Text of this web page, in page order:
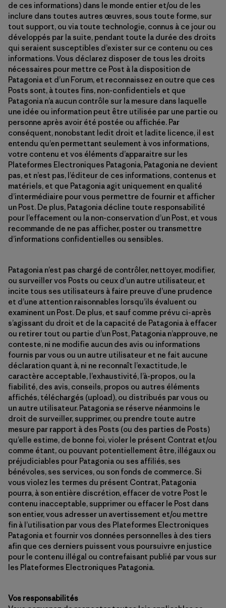
de ces informations) dans le monde entier et/ou de les
inclure dans toutes autres œuvres, sous toute forme, sur
tout support, ou via toute technologie, connus à ce jour ou
développés par la suite, pendant toute la durée des droits
qui seraient susceptibles d’exister sur ce contenu ou ces
informations. Vous déclarez disposer de tous les droits
nécessaires pour mettre ce Post à la disposition de
Patagonia et d’un Forum, et reconnaissez en outre que ces
Posts sont, à toutes fins, non-confidentiels et que
Patagonia n’a aucun contrôle sur la mesure dans laquelle
une idée ou information peut être utilisée par une partie ou
personne après avoir été postée ou affichée. Par
conséquent, nonobstant ledit droit et ladite licence, il est
entendu qu’en permettant seulement à vos informations,
votre contenu et vos éléments d’apparaitre sur les
Plateformes Electroniques Patagonia, Patagonia ne devient
pas, et n’est pas, l’éditeur de ces informations, contenus et
matériels, et que Patagonia agit uniquement en qualité
d’intermédiaire pour vous permettre de fournir et afficher
un Post. De plus, Patagonia décline toute responsabilité
pour l’effacement ou la non-conservation d’un Post, et vous
recommande de ne pas afficher, poster ou transmettre
d’informations confidentielles ou sensibles.
Patagonia n’est pas chargé de contrôler, nettoyer, modifier,
ou surveiller vos Posts ou ceux d’un autre utilisateur, et
incite tous ses utilisateurs à faire preuve d’une prudence
et d’une attention raisonnables lorsqu’ils évaluent ou
examinent un Post. De plus, et sauf comme prévu ci-après
s’agissant du droit et de la capacité de Patagonia à effacer
ou retirer tout ou partie d’un Post, Patagonia n’approuve, ne
conteste, ni ne modifie aucun des avis ou informations
fournis par vous ou un autre utilisateur et ne fait aucune
déclaration quant à, ni ne reconnaît l’exactitude, le
caractère acceptable, l’exhaustivité, l’à-propos, ou la
fiabilité, des avis, conseils, propos ou autres éléments
affichés, téléchargés (upload), ou distribués par vous ou
un autre utilisateur. Patagonia se réserve néanmoins le
droit de surveiller, supprimer, ou prendre toute autre
mesure par rapport à des Posts (ou des parties de Posts)
qu’elle estime, de bonne foi, violer le présent Contrat et/ou
comme étant, ou pouvant potentiellement être, illégaux ou
préjudiciables pour Patagonia ou ses affiliés, ses
bénévoles, ses services, ou son fonds de commerce. Si
vous violez les termes du présent Contrat, Patagonia
pourra, à son entière discrétion, effacer de votre Post le
contenu inacceptable, supprimer ou effacer le Post dans
son entier, vous adresser un avertissement et/ou mettre
fin à l’utilisation par vous des Plateformes Electroniques
Patagonia et fournir vos données personnelles à des tiers
afin que ces derniers puissent vous poursuivre en justice
pour le contenu illégal ou contrefaisant publié par vous sur
les Plateformes Electroniques Patagonia.
Vos responsabilités